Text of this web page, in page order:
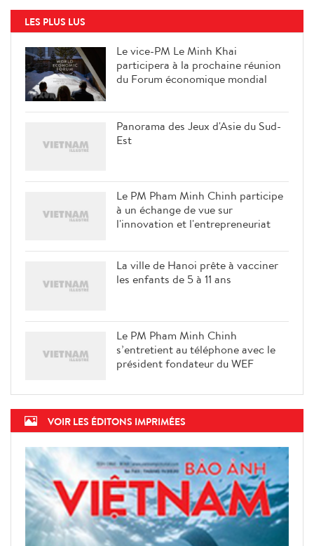
LES PLUS LUS
Le vice-PM Le Minh Khai
participera à la prochaine réunion
du Forum économique mondial
Panorama des Jeux d'Asie du Sud-
Est
Le PM Pham Minh Chinh participe
à un échange de vue sur
l'innovation et l'entrepreneuriat
La ville de Hanoi prête à vacciner
les enfants de 5 à 11 ans
Le PM Pham Minh Chinh
s’entretient au téléphone avec le
président fondateur du WEF
VOIR LES ÉDITONS IMPRIMÉES